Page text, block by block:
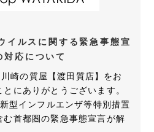
イルスに関する緊急事態宣
応について
の質屋【渡田質店】をお
とにありがとうございます。
型インフルエンザ等特別措置
首都圏の緊急事態宣言が解